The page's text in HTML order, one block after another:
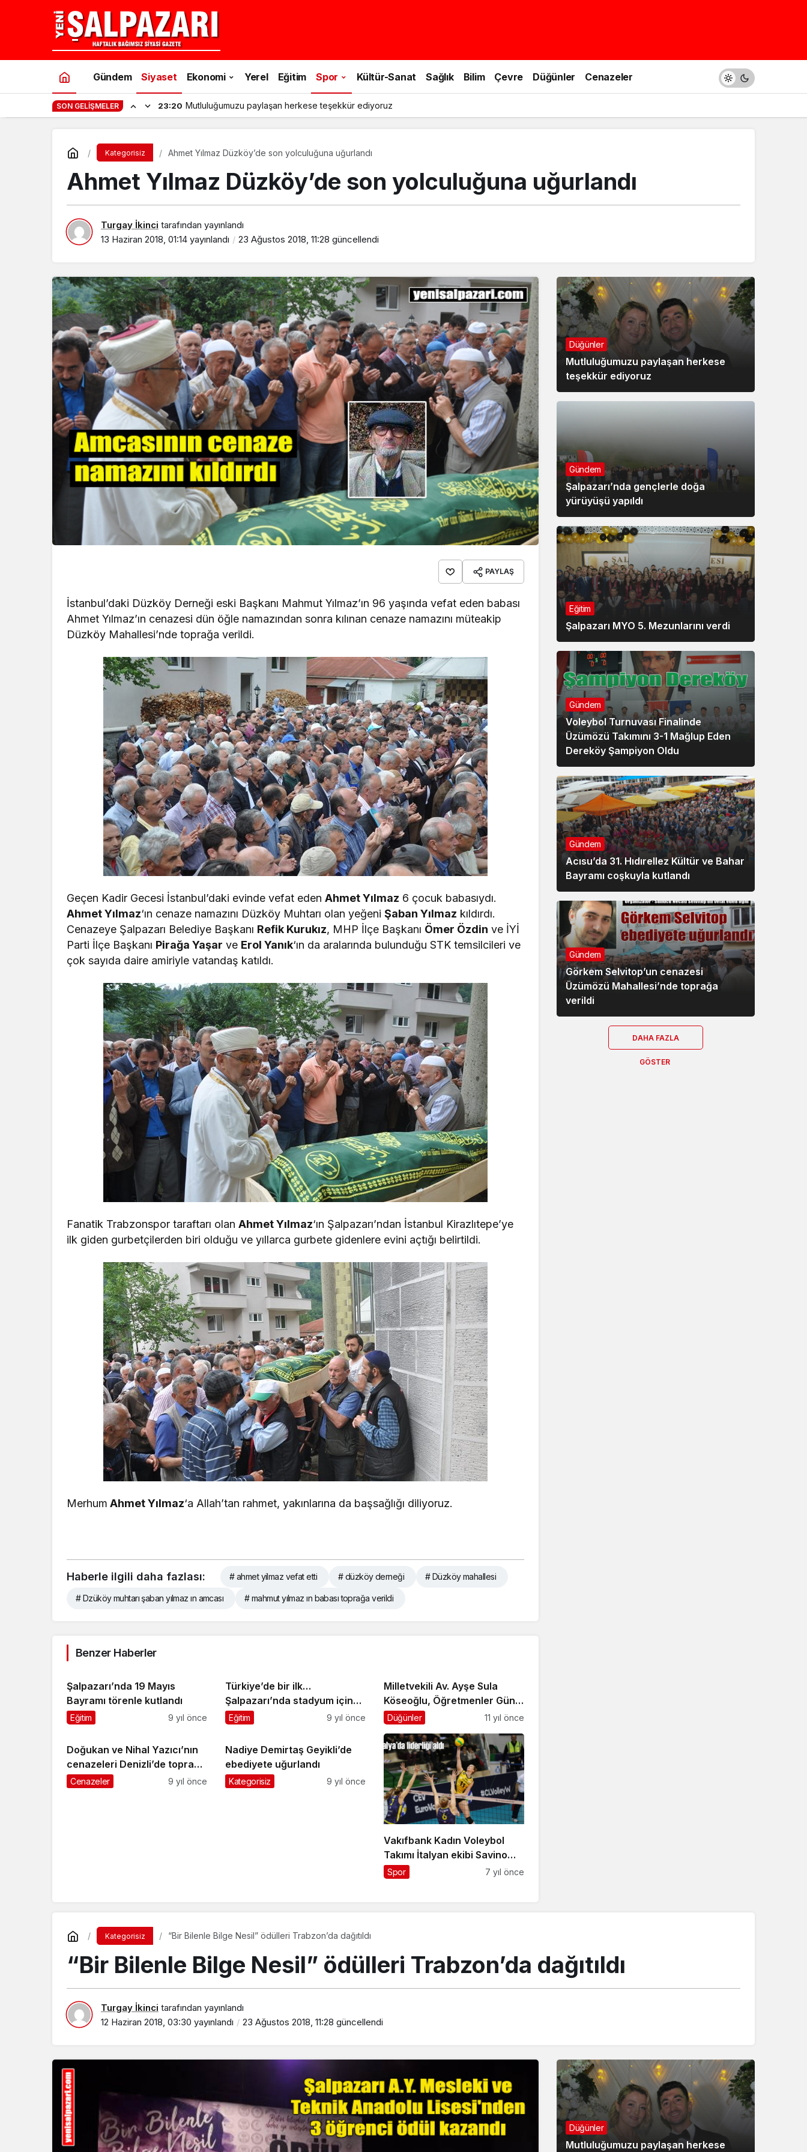
Gündem Siyaset Ekonomi Yerel Eğitim Spor Kültür-Sanat Sağlık Bilim Çevre Düğünler Cenazeler
SON GELIŞMELER 23:20 Mutluluğumuzu paylaşan herkese teşekkür ediyoruz
Kategorisiz Ahmet Yılmaz Düzköy’de son yolculuğuna uğurlandı
Ahmet Yılmaz Düzköy’de son yolculuğuna uğurlandı
Turgay İkinci tarafından yayınlandı
13 Haziran 2018, 01:14 yayınlandı 23 Ağustos 2018, 11:28 güncellendi
PAYLAŞ
İstanbul’daki Düzköy Derneği eski Başkanı Mahmut Yılmaz’ın 96 yaşında vefat eden babası
Ahmet Yılmaz’ın cenazesi dün öğle namazından sonra kılınan cenaze namazını müteakip
Düzköy Mahallesi’nde toprağa verildi.
Geçen Kadir Gecesi İstanbul’daki evinde vefat edenAhmet Yılmaz 6 çocuk babasıydı.
Ahmet Yılmaz‘ın cenaze namazını Düzköy Muhtarı olan yeğeniŞaban Yılmaz kıldırdı.
Cenazeye Şalpazarı Belediye Başkanı Refik Kurukız, MHP İlçe Başkanı Ömer Özdin ve İYİ
Parti İlçe Başkanı Pirağa Yaşar ve Erol Yanık‘ın da aralarında bulunduğu STK temsilcileri ve
çok sayıda daire amiriyle vatandaş katıldı.
Fanatik Trabzonspor taraftarı olanAhmet Yılmaz‘ın Şalpazarı’ndan İstanbul Kirazlıtepe’ye
ilk giden gurbetçilerden biri olduğu ve yıllarca gurbete gidenlere evini açtığı belirtildi.
Merhum Ahmet Yılmaz‘a Allah’tan rahmet, yakınlarına da başsağlığı diliyoruz.
Haberle ilgili daha fazlası: # ahmet yilmaz vefat etti # düzköy derneği # Düzköy mahallesi
# Dzüköy muhtarı şaban yılmaz ın amcası # mahmut yılmaz ın babası toprağa verildi
Benzer Haberler
Şalpazarı’nda 19 Mayıs
Bayramı törenle kutlandı
Eğitim 9 yıl önce
Türkiye’de bir ilk…
Şalpazarı’nda stadyum için
arazi istimlak edilecek
Eğitim 9 yıl önce
Milletvekili Av. Ayşe Sula
Köseoğlu, Öğretmenler Günü
dolayısıyla mesaj yayımladı
Düğünler 11 yıl önce
Doğukan ve Nihal Yazıcı’nın
cenazeleri Denizli’de toprağa
verildi
Cenazeler 9 yıl önce
Nadiye Demirtaş Geyikli’de
ebediyete uğurlandı
Kategorisiz 9 yıl önce
Vakıfbank Kadın Voleybol
Takımı İtalyan ekibi Savino
Del Bene Scandicci’ye şans
Spor 7 yıl önce
Düğünler
Mutluluğumuzu paylaşan herkese
teşekkür ediyoruz
Gündem
Şalpazarı’nda gençlerle doğa
yürüyüşü yapıldı
Eğitim
Şalpazarı MYO 5. Mezunlarını verdi
Gündem
Voleybol Turnuvası Finalinde
Üzümözü Takımını 3-1 Mağlup Eden
Dereköy Şampiyon Oldu
Gündem
Acısu’da 31. Hıdırellez Kültür ve Bahar
Bayramı coşkuyla kutlandı
Gündem
Görkem Selvitop’un cenazesi
Üzümözü Mahallesi’nde toprağa
verildi
DAHA FAZLA
GÖSTER
Kategorisiz “Bir Bilenle Bilge Nesil” ödülleri Trabzon’da dağıtıldı
“Bir Bilenle Bilge Nesil” ödülleri Trabzon’da dağıtıldı
Turgay İkinci tarafından yayınlandı
12 Haziran 2018, 03:30 yayınlandı 23 Ağustos 2018, 11:28 güncellendi
Düğünler
Mutluluğumuzu paylaşan herkese